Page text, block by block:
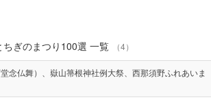
ちぎのまつり100選 一覧 （4）
念仏舞）、嶽山箒根神社例大祭、西那須野ふれあいま